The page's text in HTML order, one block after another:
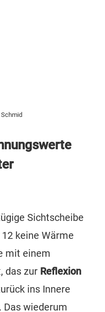
Sichtscheibe
keine Wärme
mit einem
das zur Reflexion
ins Innere
Das wiederum